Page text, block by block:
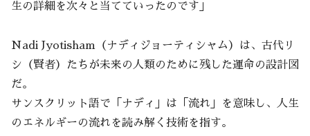
生の詳細を次々と当てていったのです」
Nadi Jyotisham（ナディジョーティシャム）は、古代リ
シ（賢者）たちが未来の人類のために残した運命の設計図
だ。
サンスクリット語で「ナディ」は「流れ」を意味し、人生
のエネルギーの流れを読み解く技術を指す。